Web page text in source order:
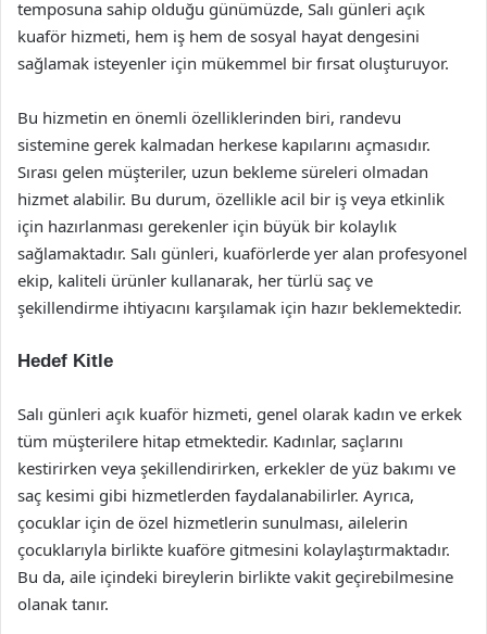
temposuna sahip olduğu günümüzde, Salı günleri açık
kuaför hizmeti, hem iş hem de sosyal hayat dengesini
sağlamak isteyenler için mükemmel bir fırsat oluşturuyor.
Bu hizmetin en önemli özelliklerinden biri, randevu
sistemine gerek kalmadan herkese kapılarını açmasıdır.
Sırası gelen müşteriler, uzun bekleme süreleri olmadan
hizmet alabilir. Bu durum, özellikle acil bir iş veya etkinlik
için hazırlanması gerekenler için büyük bir kolaylık
sağlamaktadır. Salı günleri, kuaförlerde yer alan profesyonel
ekip, kaliteli ürünler kullanarak, her türlü saç ve
şekillendirme ihtiyacını karşılamak için hazır beklemektedir.
Hedef Kitle
Salı günleri açık kuaför hizmeti, genel olarak kadın ve erkek
tüm müşterilere hitap etmektedir. Kadınlar, saçlarını
kestirirken veya şekillendirirken, erkekler de yüz bakımı ve
saç kesimi gibi hizmetlerden faydalanabilirler. Ayrıca,
çocuklar için de özel hizmetlerin sunulması, ailelerin
çocuklarıyla birlikte kuaföre gitmesini kolaylaştırmaktadır.
Bu da, aile içindeki bireylerin birlikte vakit geçirebilmesine
olanak tanır.